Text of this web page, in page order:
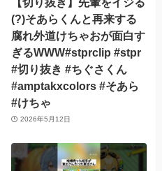
(?)そあらくんと再来する
腐れ外道けちゃおが面白す
ぎるWWW#stprclip #stpr
#切り抜き #ちぐさくん
#amptakxcolors #そあら
#けちゃ
2026年5月12日